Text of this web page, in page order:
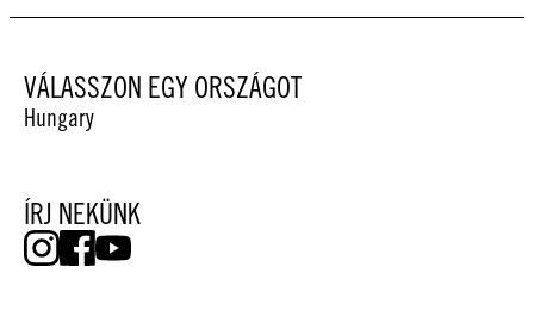
VÁLASSZON EGY ORSZÁGOT
Hungary
ÍRJ NEKÜNK